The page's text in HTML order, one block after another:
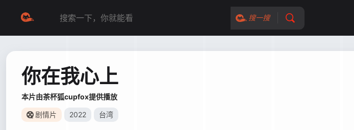
搜一搜
你在我心上
本片由茶杯狐cupfox提供播放
剧情片 2022 台湾